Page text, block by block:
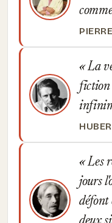
La
fiction
Les
jours
défont